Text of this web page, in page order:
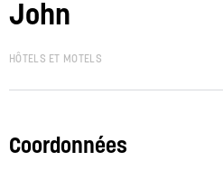
John
HÔTELS ET MOTELS
Coordonnées